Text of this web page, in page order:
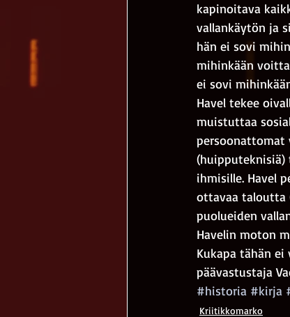
kapinoitava
vallankäytön ja
hän ei sovi
mihinkään
ei sovi
Havel tekee
muistuttaa
persoonattomat
ihmisille. Havel
ottavaa taloutta
puolueiden
Havelin moton
Kukapa tähän
päävastustaja
#historia #kirja
Kriitikkomarko